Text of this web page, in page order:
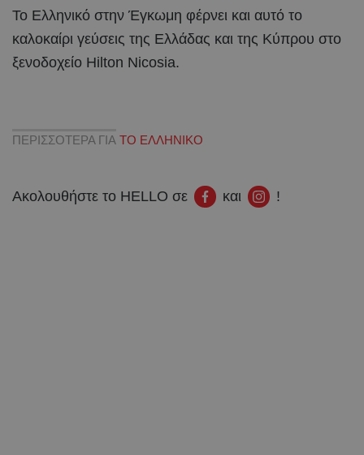
Το Ελληνικό στην Έγκωμη φέρνει και αυτό το
καλοκαίρι γεύσεις της Ελλάδας και της Κύπρου στο
ξενοδοχείο Hilton Nicosia.
ΠΕΡΙΣΣΟΤΕΡΑ ΓΙΑ ΤΟ ΕΛΛΗΝΙΚΟ
Ακολουθήστε το HELLO σε και !